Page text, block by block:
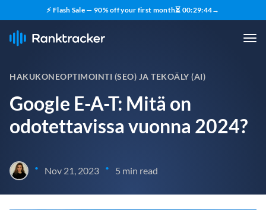
⚡ Flash Sale — 90% off your first month⏳ 00:29:43→
HAKUKONEOPTIMOINTI (SEO) JA TEKOÄLY (AI)
Google E-A-T: Mitä on
odotettavissa vuonna 2024?
• Nov 21, 2023 • 5 min read